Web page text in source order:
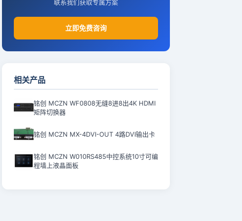
联系我们获取专属方案
立即免费咨询
相关产品
铭创 MCZN WF0808无缝8进8出4K HDMI
矩阵切换器
铭创 MCZN MX-4DVI-OUT 4路DVI输出卡
铭创 MCZN W010RS485中控系统10寸可编
程墙上液晶面板